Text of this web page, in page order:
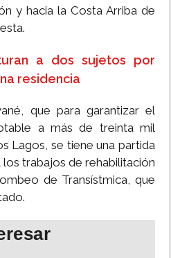
y hacia la Costa Arriba de
a dos sujetos por
residencia
que para garantizar el
a más de treinta mil
Lagos, se tiene una partida
trabajos de rehabilitación
de Transístmica, que